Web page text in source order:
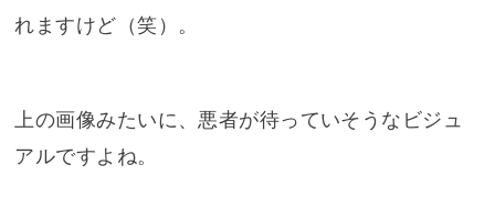
れますけど（笑）。
上の画像みたいに、悪者が待っていそうなビジュ
アルですよね。